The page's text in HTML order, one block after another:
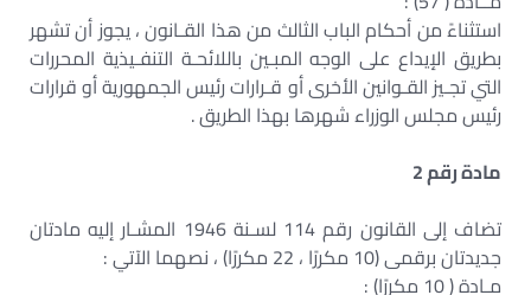
استثناءً من أحكام الباب الثالث من هذا القـانون ، يجوز أن تشهر
بطريق الإيداع على الوجه المبـين باللائحـة التنفـيذية المحررات
التي تجـيز القـوانين الأخرى أو قـرارات رئيس الجمهورية أو قرارات
رئيس مجلس الوزراء شهرها بهذا الطريق .
مادة رقم 2
تضاف إلى القانون رقم 114 لسـنة 1946 المشـار إليه مادتان
جديدتان برقمى (10 مكررًا ، 22 مكررًا) ، نصهما الآتي :
مـادة ( 10 مكررًا) :